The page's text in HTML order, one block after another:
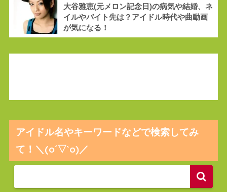
大谷雅恵(元メロン記念日)の病気や結婚、ネ
イルやバイト先は？アイドル時代や曲動画
が気になる！
アイドル名やキーワードなどで検索してみ
て！＼(o´▽`o)／